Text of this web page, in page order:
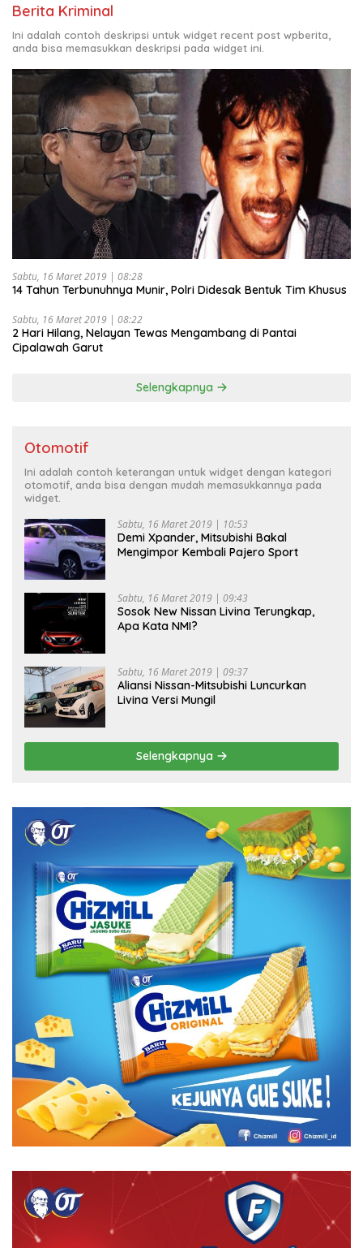
Berita Kriminal
Ini adalah contoh deskripsi untuk widget recent post wpberita,
anda bisa memasukkan deskripsi pada widget ini.
Sabtu, 16 Maret 2019 | 08:28
14 Tahun Terbunuhnya Munir, Polri Didesak Bentuk Tim Khusus
Sabtu, 16 Maret 2019 | 08:22
2 Hari Hilang, Nelayan Tewas Mengambang di Pantai
Cipalawah Garut
Selengkapnya
Otomotif
Ini adalah contoh keterangan untuk widget dengan kategori
otomotif, anda bisa dengan mudah memasukkannya pada
widget.
Sabtu, 16 Maret 2019 | 10:53
Demi Xpander, Mitsubishi Bakal
Mengimpor Kembali Pajero Sport
Sabtu, 16 Maret 2019 | 09:43
Sosok New Nissan Livina Terungkap,
Apa Kata NMI?
Sabtu, 16 Maret 2019 | 09:37
Aliansi Nissan-Mitsubishi Luncurkan
Livina Versi Mungil
Selengkapnya